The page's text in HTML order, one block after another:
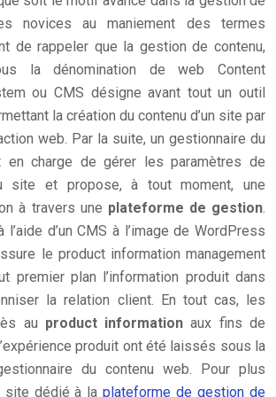
novices au maniement des termes
de rappeler que la gestion de contenu,
la dénomination de web Content
ou CMS désigne avant tout un outil
la création du contenu d’un site par
web. Par la suite, un gestionnaire du
en charge de gérer les paramètres de
site et propose, à tout moment, une
à travers une plateforme de gestion.
l’aide d’un CMS à l’image de WordPress
le product information management
premier plan l’information produit dans
la relation client. En tout cas, les
au product information aux fins de
produit ont été laissés sous la
du contenu web. Pour plus
site dédié à laplateforme de gestion de